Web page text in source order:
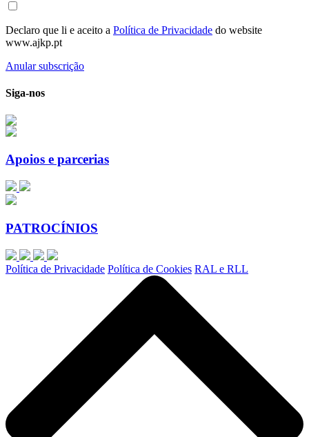
Declaro que li e aceito a Política de Privacidade do website
www.ajkp.pt
Anular subscrição
Siga-nos
Apoios e parcerias
PATROCÍNIOS
Política de Privacidade Política de Cookies RAL e RLL